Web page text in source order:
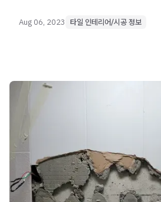
Aug 06, 2023 타일 인테리어/시공 정보